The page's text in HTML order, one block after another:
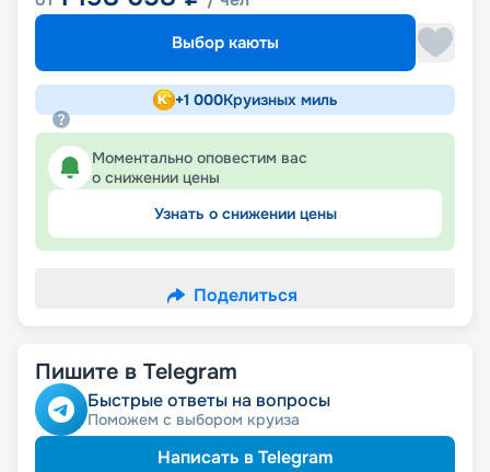
Выбор каюты
+1 000Круизных миль
Моментально оповестим вас
о снижении цены
Узнать о снижении цены
Поделиться
Пишите в Telegram
Быстрые ответы на вопросы
Поможем с выбором круиза
Написать в Telegram